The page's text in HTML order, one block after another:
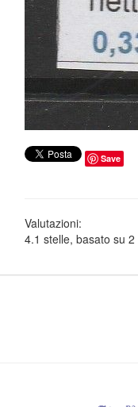
Save
Valutazioni:
4.1 stelle, basato su 2